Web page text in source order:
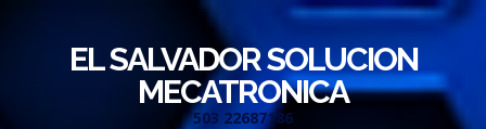
EL SALVADOR SOLUCION
MECATRONICA
503 22687186